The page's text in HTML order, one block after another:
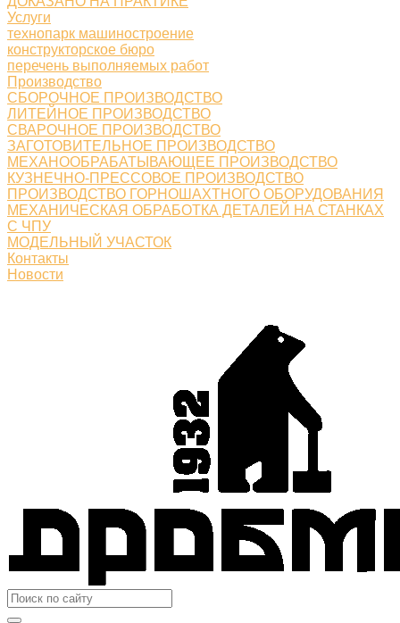
Услуги
технопарк машиностроение
конструкторское бюро
перечень выполняемых работ
Производство
СБОРОЧНОЕ ПРОИЗВОДСТВО
ЛИТЕЙНОЕ ПРОИЗВОДСТВО
СВАРОЧНОЕ ПРОИЗВОДСТВО
ЗАГОТОВИТЕЛЬНОЕ ПРОИЗВОДСТВО
МЕХАНООБРАБАТЫВАЮЩЕЕ ПРОИЗВОДСТВО
КУЗНЕЧНО-ПРЕССОВОЕ ПРОИЗВОДСТВО
ПРОИЗВОДСТВО ГОРНОШАХТНОГО ОБОРУДОВАНИЯ
МЕХАНИЧЕСКАЯ ОБРАБОТКА ДЕТАЛЕЙ НА СТАНКАХ
С ЧПУ
МОДЕЛЬНЫЙ УЧАСТОК
Контакты
Новости